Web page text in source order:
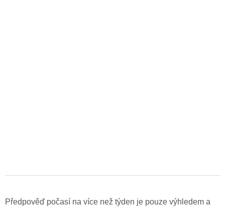
Předpověď počasí na více než týden je pouze výhledem a